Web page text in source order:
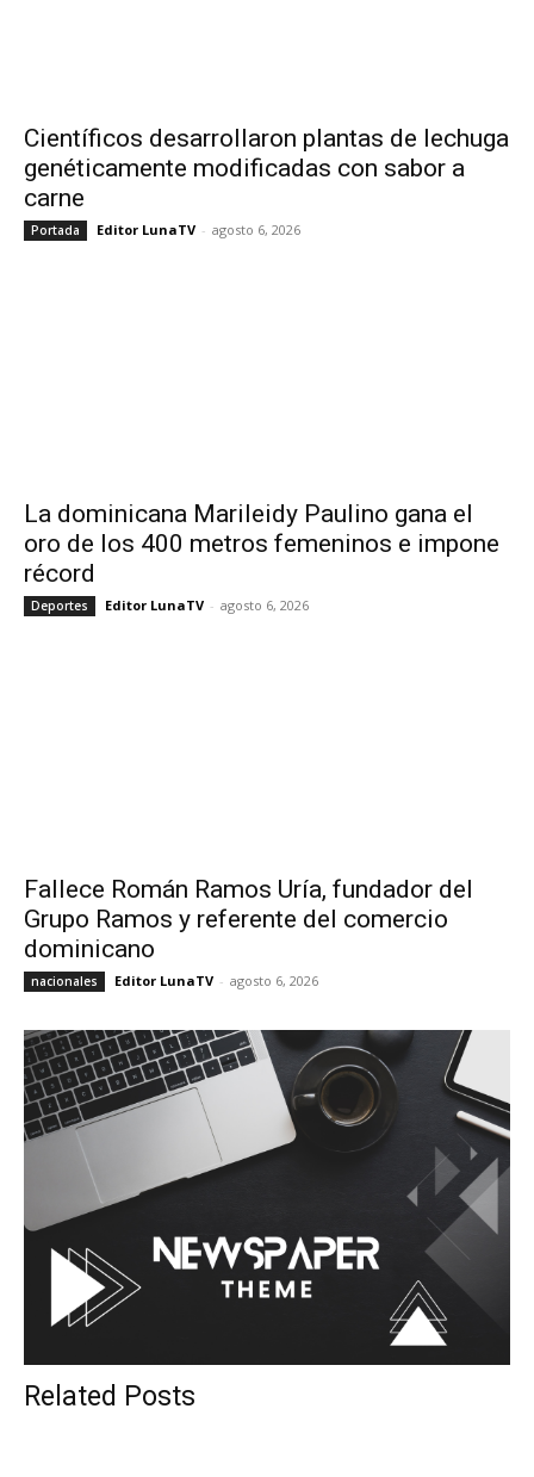
Científicos desarrollaron plantas de lechuga
genéticamente modificadas con sabor a
carne
Portada Editor LunaTV - agosto 6, 2026
La dominicana Marileidy Paulino gana el
oro de los 400 metros femeninos e impone
récord
Deportes Editor LunaTV - agosto 6, 2026
Fallece Román Ramos Uría, fundador del
Grupo Ramos y referente del comercio
dominicano
nacionales Editor LunaTV - agosto 6, 2026
Related Posts